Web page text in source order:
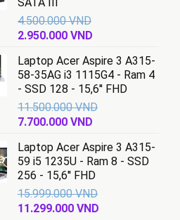
4.500.000VND
Giá
là:
4.500.000 VND.
2.950.000 VND
tại
là:
2.950.000 VND.
Laptop Acer Aspire 3 A315-
58-35AG i3 1115G4 - Ram 4
- SSD 128 - 15,6'' FHD
11.500.000VND
Giá
là:
11.500.000 VND.
7.700.000 VND
tại
là:
7.700.000 VND.
Laptop Acer Aspire 3 A315-
59 i5 1235U - Ram 8 - SSD
256 - 15,6'' FHD
15.999.000VND
Giá
11.299.000 VND